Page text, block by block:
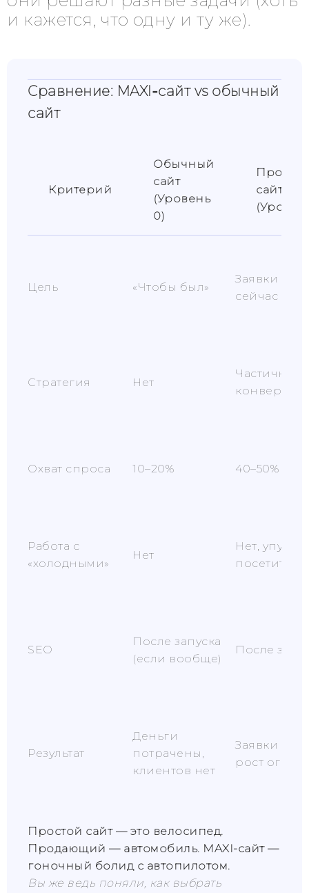
и кажется, что одну и ту же).
Сравнение: MAXI‑сайт vs обычный
сайт
Критерий
Обычный
сайт
(Уровень
0)
сайт
Цель «Чтобы был»
Заявки
сейчас
Стратегия Нет
Частично,
конверсию
Охват спроса 10–20% 40–50%
Работа с
«холодными»
Нет
Нет,
SEO
После запуска
(если вообще)
После
Результат
Деньги
потрачены,
клиентов нет
Заявки
рост
Простой сайт — это велосипед.
Продающий — автомобиль. MAXI-сайт —
гоночный болид с автопилотом.
Вы же ведь поняли, как выбрать